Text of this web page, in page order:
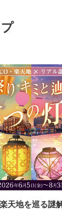
天地を巡る謎